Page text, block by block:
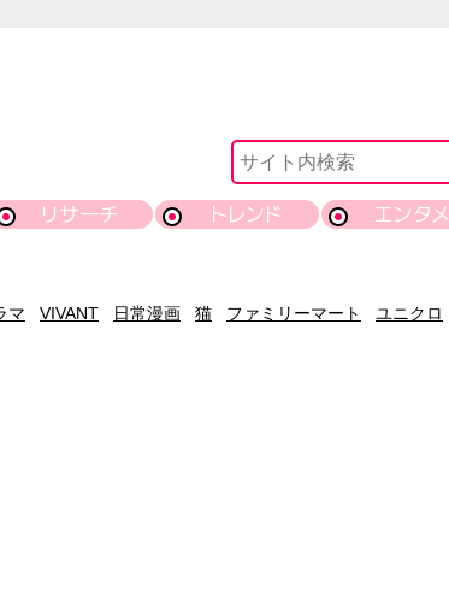
リサーチ トレンド エンタメ
マ VIVANT 日常漫画 猫 ファミリーマート ユニクロ